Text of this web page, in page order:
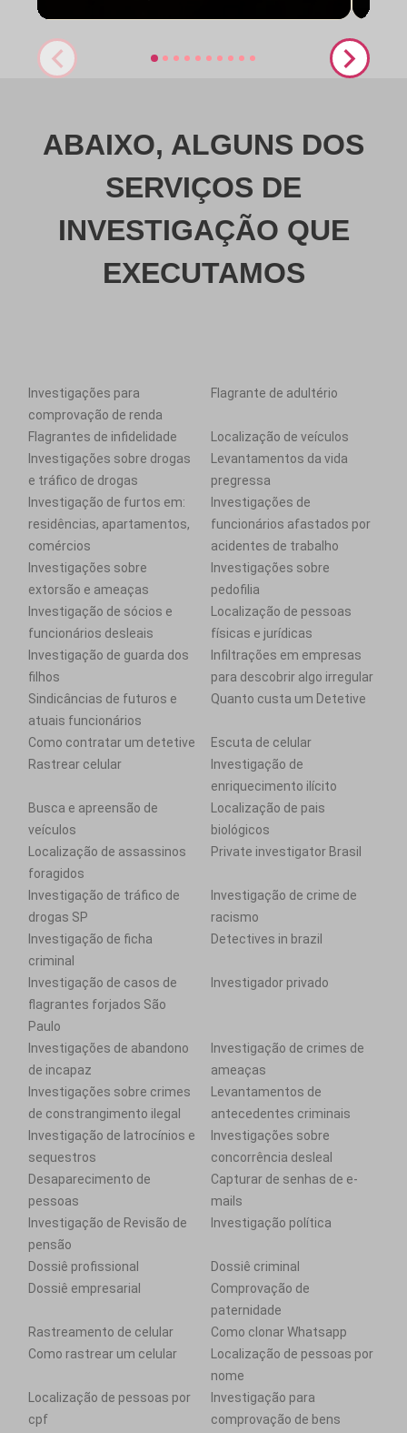
ABAIXO, ALGUNS DOS
SERVIÇOS DE
INVESTIGAÇÃO QUE
EXECUTAMOS
Investigações para
comprovação de renda
Flagrante de adultério
Flagrantes de infidelidade
Localização de veículos
Investigações sobre drogas
e tráfico de drogas
Levantamentos da vida
pregressa
Investigação de furtos em:
residências, apartamentos,
comércios
Investigações de
funcionários afastados por
acidentes de trabalho
Investigações sobre
extorsão e ameaças
Investigações sobre
pedofilia
Investigação de sócios e
funcionários desleais
Localização de pessoas
físicas e jurídicas
Investigação de guarda dos
filhos
Infiltrações em empresas
para descobrir algo irregular
Sindicâncias de futuros e
atuais funcionários
Quanto custa um Detetive
Como contratar um detetive
Escuta de celular
Rastrear celular
Investigação de
enriquecimento ilícito
Busca e apreensão de
veículos
Localização de pais
biológicos
Localização de assassinos
foragidos
Private investigator Brasil
Investigação de tráfico de
drogas SP
Investigação de crime de
racismo
Investigação de ficha
criminal
Detectives in brazil
Investigação de casos de
flagrantes forjados São
Paulo
Investigador privado
Investigações de abandono
de incapaz
Investigação de crimes de
ameaças
Investigações sobre crimes
de constrangimento ilegal
Levantamentos de
antecedentes criminais
Investigação de latrocínios e
sequestros
Investigações sobre
concorrência desleal
Desaparecimento de
pessoas
Capturar de senhas de e-
mails
Investigação de Revisão de
pensão
Investigação política
Dossiê profissional
Dossiê criminal
Dossiê empresarial
Comprovação de
paternidade
Rastreamento de celular
Como clonar Whatsapp
Como rastrear um celular
Localização de pessoas por
nome
Localização de pessoas por
cpf
Investigação para
comprovação de bens